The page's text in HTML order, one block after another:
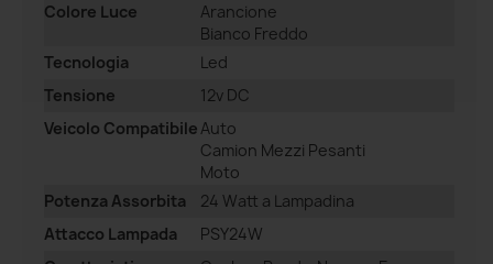
Colore Luce
Arancione
Bianco Freddo
Tecnologia
Led
Tensione
12v DC
Veicolo CompatibileAuto
Camion Mezzi Pesanti
Moto
Potenza Assorbita
24 Watt a Lampadina
Attacco Lampada
PSY24W